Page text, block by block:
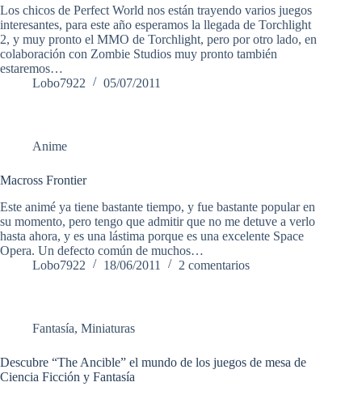
Los chicos de Perfect World nos están trayendo varios juegos
interesantes, para este año esperamos la llegada de Torchlight
2, y muy pronto el MMO de Torchlight, pero por otro lado, en
colaboración con Zombie Studios muy pronto también
estaremos…
Lobo7922
05/07/2011
Anime
Macross Frontier
Este animé ya tiene bastante tiempo, y fue bastante popular en
su momento, pero tengo que admitir que no me detuve a verlo
hasta ahora, y es una lástima porque es una excelente Space
Opera. Un defecto común de muchos…
Lobo7922
18/06/2011 2 comentarios
Fantasía, Miniaturas
Descubre “The Ancible” el mundo de los juegos de mesa de
Ciencia Ficción y Fantasía